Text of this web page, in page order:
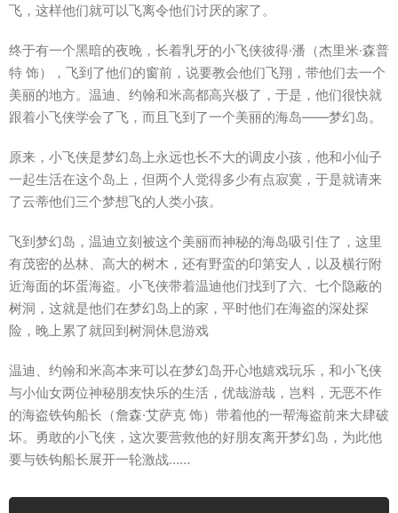
飞，这样他们就可以飞离令他们讨厌的家了。
终于有一个黑暗的夜晚，长着乳牙的小飞侠彼得·潘（杰里米·森普
特 饰），飞到了他们的窗前，说要教会他们飞翔，带他们去一个
美丽的地方。温迪、约翰和米高都高兴极了，于是，他们很快就
跟着小飞侠学会了飞，而且飞到了一个美丽的海岛——梦幻岛。
原来，小飞侠是梦幻岛上永远也长不大的调皮小孩，他和小仙子
一起生活在这个岛上，但两个人觉得多少有点寂寞，于是就请来
了云蒂他们三个梦想飞的人类小孩。
飞到梦幻岛，温迪立刻被这个美丽而神秘的海岛吸引住了，这里
有茂密的丛林、高大的树木，还有野蛮的印第安人，以及横行附
近海面的坏蛋海盗。小飞侠带着温迪他们找到了六、七个隐蔽的
树洞，这就是他们在梦幻岛上的家，平时他们在海盗的深处探
险，晚上累了就回到树洞休息游戏
温迪、约翰和米高本来可以在梦幻岛开心地嬉戏玩乐，和小飞侠
与小仙女两位神秘朋友快乐的生活，优哉游哉，岂料，无恶不作
的海盗铁钩船长（詹森·艾萨克 饰）带着他的一帮海盗前来大肆破
坏。勇敢的小飞侠，这次要营救他的好朋友离开梦幻岛，为此他
要与铁钩船长展开一轮激战……